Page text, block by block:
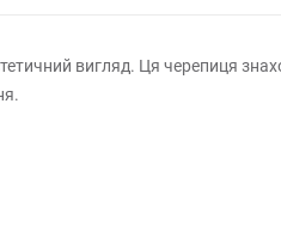
вигляд. Ця черепиця